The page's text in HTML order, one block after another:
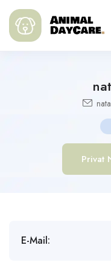
Privat
E-Mail: